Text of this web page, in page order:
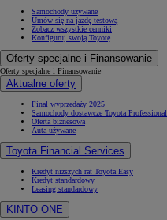
Samochody używane
Umów się na jazdę testową
Zobacz wszystkie cenniki
Konfiguruj swoją Toyotę
Oferty specjalne i Finansowanie
Oferty specjalne i Finansowanie
Aktualne oferty
Finał wyprzedaży 2025
Samochody dostawcze Toyota Professional
Oferta biznesowa
Auta używane
Toyota Financial Services
Kredyt niższych rat Toyota Easy
Kredyt standardowy
Leasing standardowy
KINTO ONE